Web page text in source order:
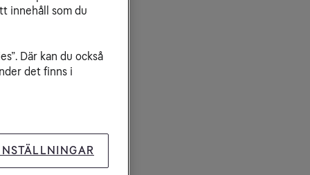
innehåll som du
Där kan du också
det finns i